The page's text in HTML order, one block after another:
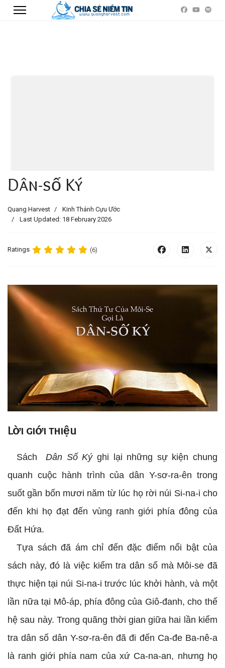
Dân-số Ký
Quang Harvest
Kinh Thánh Cựu Ước
Last Updated: 18 February 2026
Ratings (6)
Lời giới thiệu
Sách Dân Số Kýghi lại những sự kiện chung
quanh cuộc hành trình của dân Y-sơ-ra-ên trong
suốt gần bốn mươi năm từ lúc họ rời núi Si-na-i cho
đến khi họ đạt đến vùng ranh giới phía đông của
Đất Hứa.
Tựa sách đã ám chỉ đến đặc điểm nổi bật của
sách này, đó là việc kiểm tra dân số mà Môi-se đã
thực hiện tại núi Si-na-i trước lúc khởi hành, và một
lần nữa tại Mô-áp, phía đông của Giô-đanh, cho thế
hệ sau này. Trong quãng thời gian giữa hai lần kiểm
tra dân số dân Y-sơ-ra-ên đã đi đến Ca-đe Ba-nê-a
là ranh giới phía nam của xứ Ca-na-an, nhưng họ